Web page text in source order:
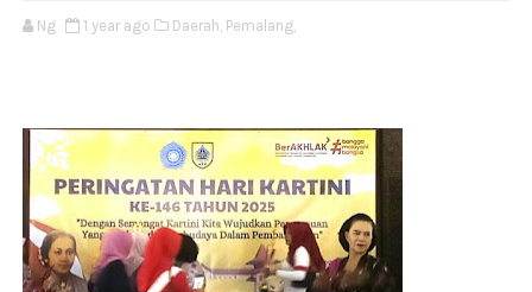
Ng 1 year ago Daerah, Pemalang,